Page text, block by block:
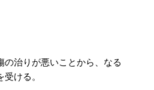
の治りが悪いことから、なる
ける。